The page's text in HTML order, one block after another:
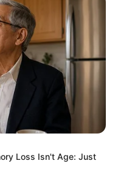
Loss Isn't Age: Just